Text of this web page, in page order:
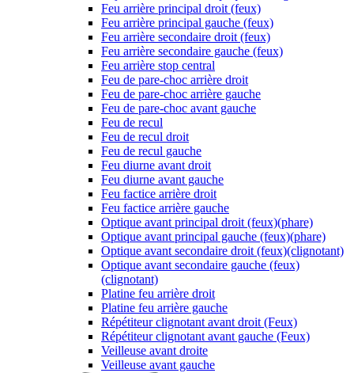
Feu arrière principal droit (feux)
Feu arrière principal gauche (feux)
Feu arrière secondaire droit (feux)
Feu arrière secondaire gauche (feux)
Feu arrière stop central
Feu de pare-choc arrière droit
Feu de pare-choc arrière gauche
Feu de pare-choc avant gauche
Feu de recul
Feu de recul droit
Feu de recul gauche
Feu diurne avant droit
Feu diurne avant gauche
Feu factice arrière droit
Feu factice arrière gauche
Optique avant principal droit (feux)(phare)
Optique avant principal gauche (feux)(phare)
Optique avant secondaire droit (feux)(clignotant)
Optique avant secondaire gauche (feux)
(clignotant)
Platine feu arrière droit
Platine feu arrière gauche
Répétiteur clignotant avant droit (Feux)
Répétiteur clignotant avant gauche (Feux)
Veilleuse avant droite
Veilleuse avant gauche